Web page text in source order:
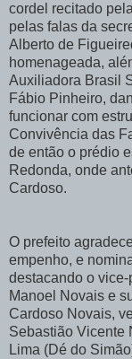
cordel recitado
pelas falas da
Alberto de
homenageada,
Auxiliadora Brasil
Fábio Pinheiro,
funcionar com
Convivência das
de então o prédio
Redonda, onde
Cardoso.
O prefeito
empenho, e
destacando o
Manoel Novais e
Cardoso Novais,
Sebastião Vicente
Lima (Dé do